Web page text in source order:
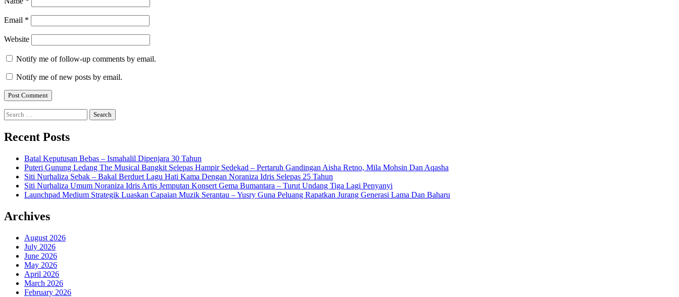
Email *
Website
Notify me of follow-up comments by email.
Notify me of new posts by email.
Search
for:
Recent Posts
Batal Keputusan Bebas – Ismahalil Dipenjara 30 Tahun
Puteri Gunung Ledang The Musical Bangkit Selepas Hampir Sedekad – Pertaruh Gandingan Aisha Retno, Mila Mohsin Dan Aqasha
Siti Nurhaliza Sebak – Bakal Berduet Lagu Hati Kama Dengan Noraniza Idris Selepas 25 Tahun
Siti Nurhaliza Umum Noraniza Idris Artis Jemputan Konsert Gema Bumantara – Turut Undang Tiga Lagi Penyanyi
Launchpad Medium Strategik Luaskan Capaian Muzik Serantau – Yusry Guna Peluang Rapatkan Jurang Generasi Lama Dan Baharu
Archives
August 2026
July 2026
June 2026
May 2026
April 2026
March 2026
February 2026